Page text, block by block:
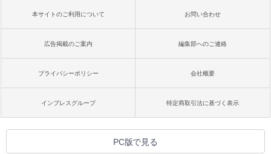
本サイトのご利用について お問い合わせ
広告掲載のご案内 編集部へのご連絡
プライバシーポリシー 会社概要
インプレスグループ 特定商取引法に基づく表示
PC版で見る